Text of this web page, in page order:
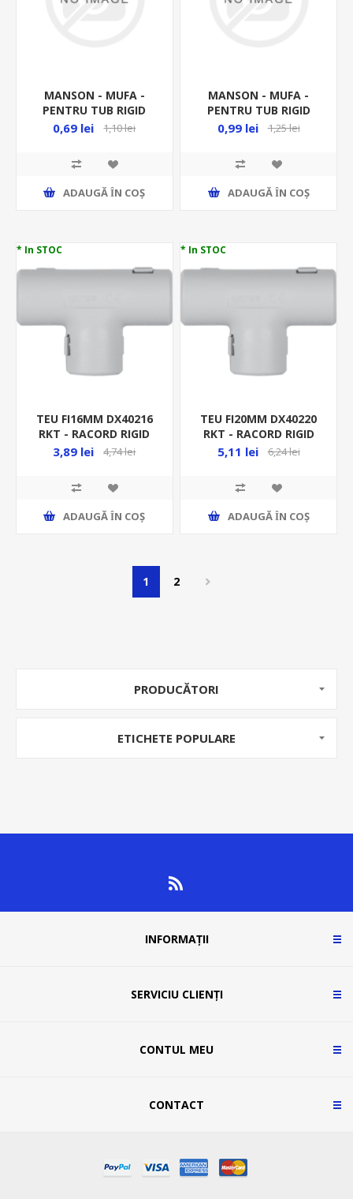
MANSON - MUFA -
PENTRU TUB RIGID
FI25MM PVC MD25 -
0,69 lei 1,10 lei
ADAUGĂ ȊN COŞ
MANSON - MUFA -
PENTRU TUB RIGID
FI32MM PVC MD32 -
0,99 lei 1,25 lei
ADAUGĂ ȊN COŞ
* In STOC
TEU FI16MM DX40216
RKT - RACORD RIGID
3,89 lei 4,74 lei
ADAUGĂ ȊN COŞ
* In STOC
TEU FI20MM DX40220
RKT - RACORD RIGID
5,11 lei 6,24 lei
ADAUGĂ ȊN COŞ
1 2
PRODUCĂTORI
ETICHETE POPULARE
INFORMAȚII
SERVICIU CLIENȚI
CONTUL MEU
CONTACT